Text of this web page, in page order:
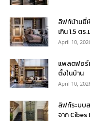
ลิฟท์บ้านยี่
เกิน 1.5 ตร.
April 10,
แพลตฟอร์
ตั้งในบ้าน
April 10,
ลิฟท์ระบบ
จาก